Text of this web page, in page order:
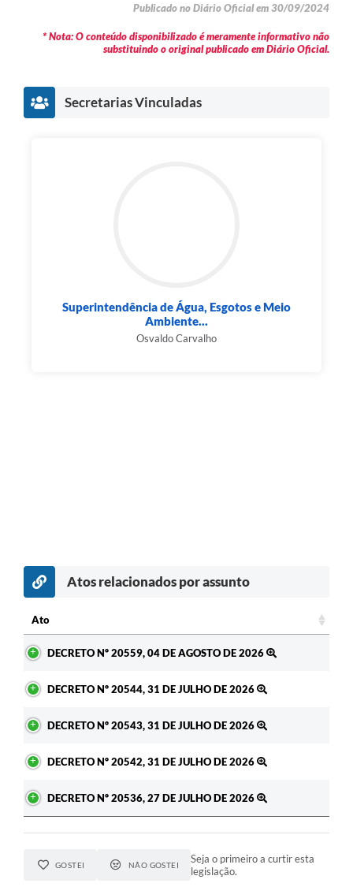
Publicado no Diário Oficial em 30/09/2024
* Nota: O conteúdo disponibilizado é meramente informativo não
substituindo o original publicado em Diário Oficial.
Secretarias Vinculadas
Superintendência de Água, Esgotos e Meio
Ambiente...
Osvaldo Carvalho
Atos relacionados por assunto
Ato
DECRETO Nº 20559, 04 DE AGOSTO DE 2026
DECRETO Nº 20544, 31 DE JULHO DE 2026
DECRETO Nº 20543, 31 DE JULHO DE 2026
DECRETO Nº 20542, 31 DE JULHO DE 2026
DECRETO Nº 20536, 27 DE JULHO DE 2026
GOSTEI NÃO GOSTEI
Seja o primeiro a curtir esta
legislação.